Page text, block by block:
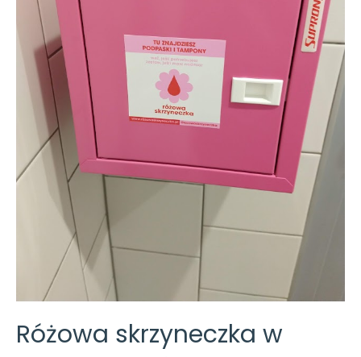
Różowa skrzyneczka w
dla dzieci